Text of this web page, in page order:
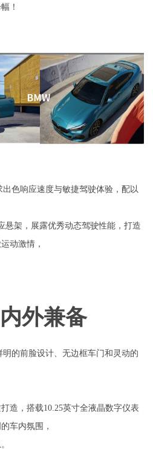
！
色响应速度与敏捷驾驶体验，配以
悬架，展露优秀动态驾驶性能，打造
动激情，
外兼备
的前脸设计、无边框车门和灵动的
造，搭载10.25英寸全液晶数字仪表
车内氛围，